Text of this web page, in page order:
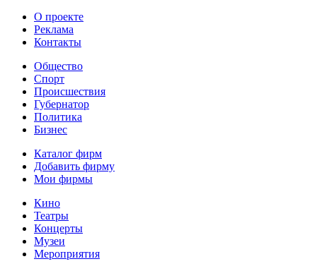
О проекте
Реклама
Контакты
Общество
Спорт
Происшествия
Губернатор
Политика
Бизнес
Каталог фирм
Добавить фирму
Мои фирмы
Кино
Театры
Концерты
Музеи
Мероприятия